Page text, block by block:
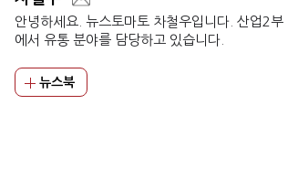
안녕하세요. 뉴스토마토 차철우입니다. 산업2부
에서 유통 분야를 담당하고 있습니다.
뉴스북